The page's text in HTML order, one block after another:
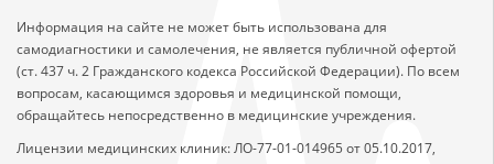
Информация на сайте не может быть использована для
самодиагностики и самолечения, не является публичной офертой
(ст. 437 ч. 2 Гражданского кодекса Российской Федерации). По всем
вопросам, касающимся здоровья и медицинской помощи,
обращайтесь непосредственно в медицинские учреждения.
Лицензии медицинских клиник: ЛО-77-01-014965 от 05.10.2017,